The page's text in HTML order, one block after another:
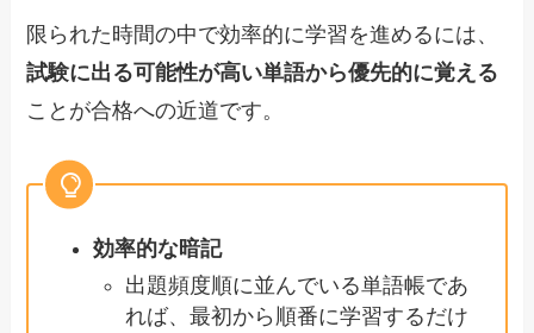
限られた時間の中で効率的に学習を進めるには、
試験に出る可能性が高い単語から優先的に覚える
ことが合格への近道です。
効率的な暗記
出題頻度順に並んでいる単語帳であ
れば、最初から順番に学習するだけ